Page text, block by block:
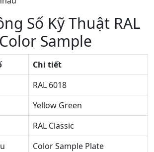
Số Kỹ Thuật RAL
Sample
Chi tiết
RAL 6018
Yellow Green
RAL Classic
Color Sample Plate